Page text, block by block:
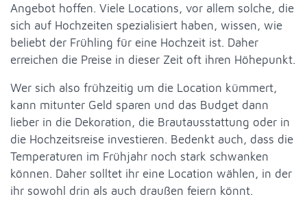
Angebot hoffen. Viele Locations, vor allem solche, die
sich auf Hochzeiten spezialisiert haben, wissen, wie
beliebt der Frühling für eine Hochzeit ist. Daher
erreichen die Preise in dieser Zeit oft ihren Höhepunkt.
Wer sich also frühzeitig um die Location kümmert,
kann mitunter Geld sparen und das Budget dann
lieber in die Dekoration, die Brautausstattung oder in
die Hochzeitsreise investieren. Bedenkt auch, dass die
Temperaturen im Frühjahr noch stark schwanken
können. Daher solltet ihr eine Location wählen, in der
ihr sowohl drin als auch draußen feiern könnt.